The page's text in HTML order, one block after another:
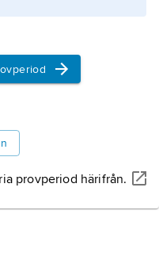
provperiod härifrån.